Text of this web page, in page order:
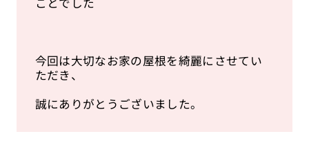
今回は大切なお家の屋根を綺麗にさせてい
ただき、
誠にありがとうございました。